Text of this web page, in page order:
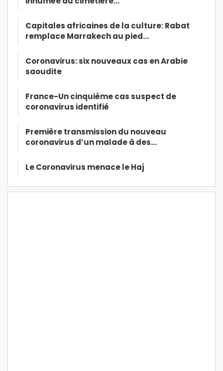
Capitales africaines de la culture: Rabat
remplace Marrakech au pied…
Coronavirus: six nouveaux cas en Arabie
saoudite
France-Un cinquième cas suspect de
coronavirus identifié
Première transmission du nouveau
coronavirus d’un malade à des…
Le Coronavirus menace le Haj